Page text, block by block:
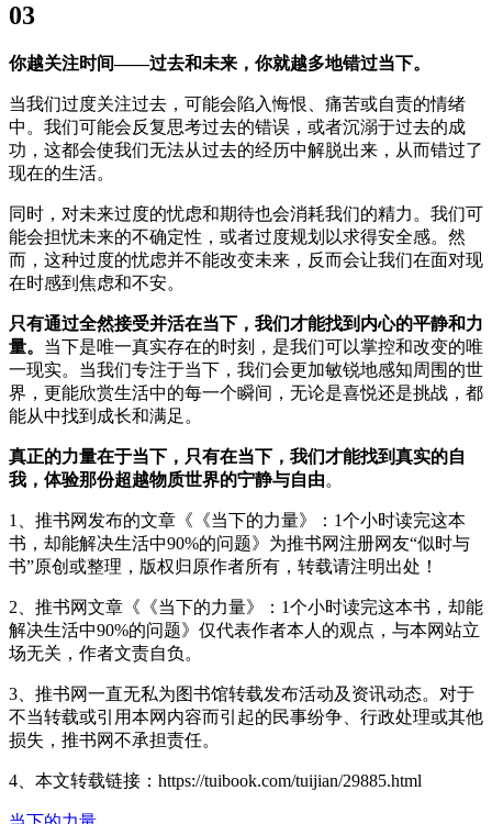
03
你越关注时间——过去和未来，你就越多地错过当下。
当我们过度关注过去，可能会陷入悔恨、痛苦或自责的情绪
中。我们可能会反复思考过去的错误，或者沉溺于过去的成
功，这都会使我们无法从过去的经历中解脱出来，从而错过了
现在的生活。
同时，对未来过度的忧虑和期待也会消耗我们的精力。我们可
能会担忧未来的不确定性，或者过度规划以求得安全感。然
而，这种过度的忧虑并不能改变未来，反而会让我们在面对现
在时感到焦虑和不安。
只有通过全然接受并活在当下，我们才能找到内心的平静和力
量。 当下是唯一真实存在的时刻，是我们可以掌控和改变的唯
一现实。当我们专注于当下，我们会更加敏锐地感知周围的世
界，更能欣赏生活中的每一个瞬间，无论是喜悦还是挑战，都
能从中找到成长和满足。
真正的力量在于当下，只有在当下，我们才能找到真实的自
我，体验那份超越物质世界的宁静与自由。
1、推书网发布的文章《《当下的力量》：1个小时读完这本
书，却能解决生活中90%的问题》为推书网注册网友“似时与
书”原创或整理，版权归原作者所有，转载请注明出处！
2、推书网文章《《当下的力量》：1个小时读完这本书，却能
解决生活中90%的问题》仅代表作者本人的观点，与本网站立
场无关，作者文责自负。
3、推书网一直无私为图书馆转载发布活动及资讯动态。对于
不当转载或引用本网内容而引起的民事纷争、行政处理或其他
损失，推书网不承担责任。
4、本文转载链接：https://tuibook.com/tuijian/29885.html